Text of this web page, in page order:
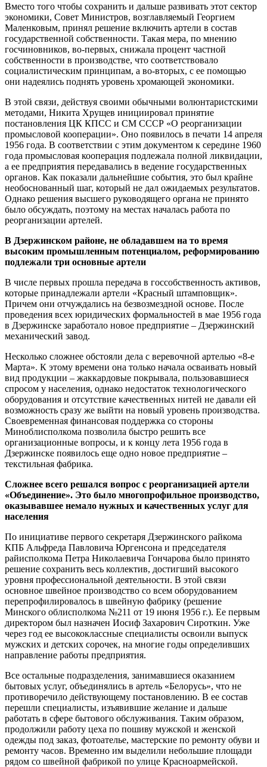
Вместо того чтобы сохранить и дальше развивать этот сектор
экономики, Совет Министров, возглавляемый Георгием
Маленковым, принял решение включить артели в состав
государственной собственности. Такая мера, по мнению
госчиновников, во-первых, снижала процент частной
собственности в производстве, что соответствовало
социалистическим принципам, а во-вторых, с ее помощью
они надеялись поднять уровень хромающей экономики.
В этой связи, действуя своими обычными волюнтаристскими
методами, Никита Хрущев инициировал принятие
постановления ЦК КПСС и СМ СССР «О реорганизации
промысловой кооперации». Оно появилось в печати 14 апреля
1956 года. В соответствии с этим документом к середине 1960
года промысловая кооперация подлежала полной ликвидации,
а ее предприятия передавались в ведение государственных
органов. Как показали дальнейшие события, это был крайне
необоснованный шаг, который не дал ожидаемых результатов.
Однако решения высшего руководящего органа не принято
было обсуждать, поэтому на местах началась работа по
реорганизации артелей.
В Дзержинском районе, не обладавшем на то время
высоким промышленным потенциалом, реформированию
подлежали три основные артели
В числе первых прошла передача в госсобственность активов,
которые принадлежали артели «Красный штамповщик».
Причем они отчуждались на безвозмездной основе. После
проведения всех юридических формальностей в мае 1956 года
в Дзержинске заработало новое предприятие – Дзержинский
механический завод.
Несколько сложнее обстояли дела с веревочной артелью «8-е
Марта». К этому времени она только начала осваивать новый
вид продукции – жаккардовые покрывала, пользовавшиеся
спросом у населения, однако недостаток технологического
оборудования и отсутствие качественных нитей не давали ей
возможность сразу же выйти на новый уровень производства.
Своевременная финансовая поддержка со стороны
Миноблисполкома позволила быстро решить все
организационные вопросы, и к концу лета 1956 года в
Дзержинске появилось еще одно новое предприятие –
текстильная фабрика.
Сложнее всего решался вопрос с реорганизацией артели
«Объединение». Это было многопрофильное производство,
оказывавшее немало нужных и качественных услуг для
населения
По инициативе первого секретаря Дзержинского райкома
КПБ Альфреда Павловича Юргенсона и председателя
райисполкома Петра Николаевича Гончарова было принято
решение сохранить весь коллектив, достигший высокого
уровня профессиональной деятельности. В этой связи
основное швейное производство со всем оборудованием
перепрофилировалось в швейную фабрику (решение
Минского облисполкома №211 от 19 июня 1956 г.). Ее первым
директором был назначен Иосиф Захарович Сироткин. Уже
через год ее высококлассные специалисты освоили выпуск
мужских и детских сорочек, на многие годы определивших
направление работы предприятия.
Все остальные подразделения, занимавшиеся оказанием
бытовых услуг, объединялись в артель «Белорусь», что не
противоречило действующему постановлению. В ее состав
перешли специалисты, изъявившие желание и дальше
работать в сфере бытового обслуживания. Таким образом,
продолжили работу цеха по пошиву мужской и женской
одежды под заказ, фотоателье, мастерские по ремонту обуви и
ремонту часов. Временно им выделили небольшие площади
рядом со швейной фабрикой по улице Красноармейской.